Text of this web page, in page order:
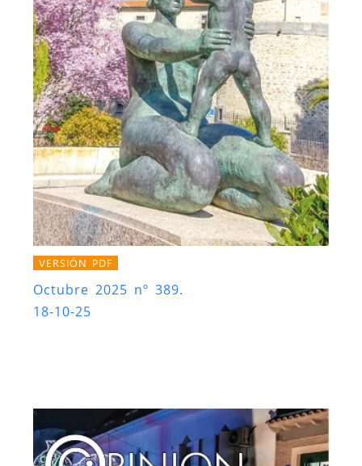
VERSIÓN PDF
Octubre 2025 nº 389.
18-10-25